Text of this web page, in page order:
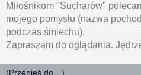
Miłośnikom "Sucharów"
mojego pomysłu (nazwa
podczas śmiechu).
Zapraszam do oglądania.